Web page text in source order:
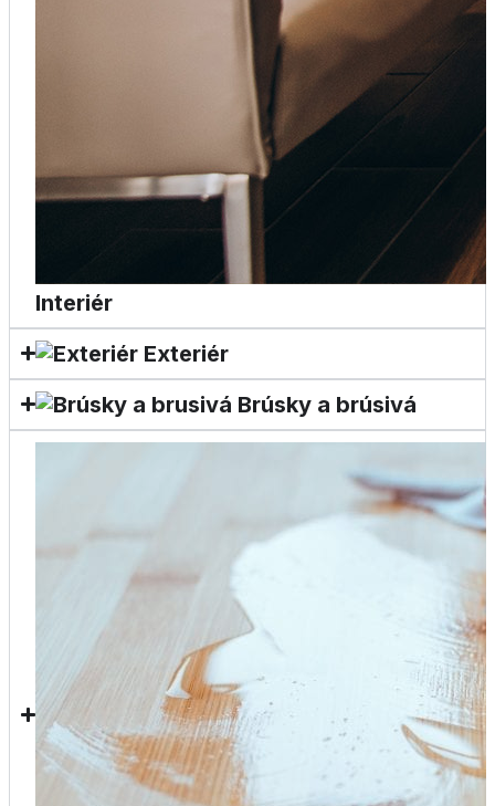
Interiér
Exteriér
Brúsky a brúsivá